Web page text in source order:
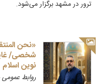
ترور در مشهد برگزار می‌شود.
«نحن
شخصی/
نوین اسلام
روابط عمومی